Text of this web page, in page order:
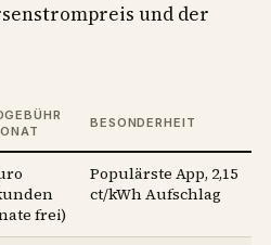
und der
BESONDERHEIT
frei)
Populärste App, 2,15
ct/kWh Aufschlag